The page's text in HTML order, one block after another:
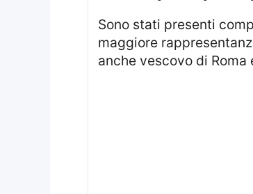
Sono stati presenti complessivamente 55 capi di Stato, 14 capi di governo e 12 monarchi regnanti. Tra i paesi con
maggiore
anche vescovo di